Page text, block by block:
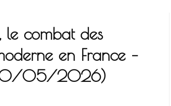
le combat des
en France –
(10/05/2026)